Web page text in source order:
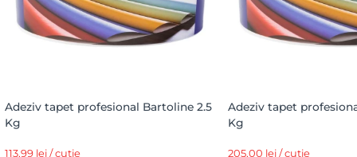
Adeziv tapet profesional Bartoline 2.5
Kg
113,99 lei / cutie
Adeziv tapet
Kg
205,00 lei / cutie